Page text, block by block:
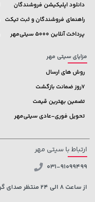
دانلود اپلیکیشن فروشندگان
راهنمای فروشندگان و ثبت تیکت
پرداخت آنلاین 5000 سیتی‌مهر
مزایای سیتی مهر
روش های ارسال
7روز ضمانت بازگشت
تضمین بهترین قیمت
تحویل فوری-عادی سیتی‌مهر
ارتباط با سیتی مهر
031-91099499
از ساعت 8 الی 24 منتظر صدای گرمتان هستیم.